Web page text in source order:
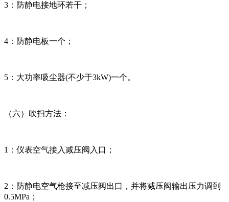
3：防静电接地环若干；
4：防静电板一个；
5：大功率吸尘器(不少于3kW)一个。
（六）吹扫方法：
1：仪表空气接入减压阀入口；
2：防静电空气枪接至减压阀出口，并将减压阀输出压力调到
0.5MPa；